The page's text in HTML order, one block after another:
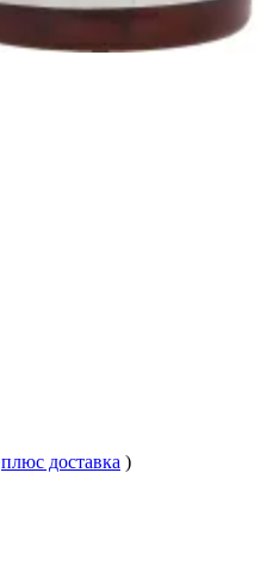
плюс доставка )